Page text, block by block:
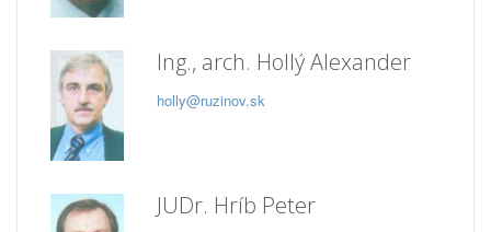
Ing., arch. Hollý Alexander
holly@ruzinov.sk
JUDr. Hríb Peter